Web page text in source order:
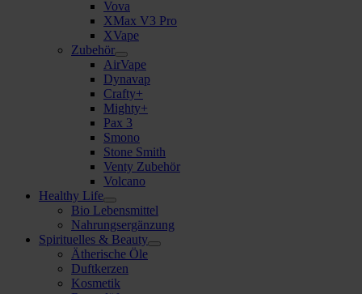
Vova
XMax V3 Pro
XVape
Zubehör
AirVape
Dynavap
Crafty+
Mighty+
Pax 3
Smono
Stone Smith
Venty Zubehör
Volcano
Healthy Life
Bio Lebensmittel
Nahrungsergänzung
Spirituelles & Beauty
Ätherische Öle
Duftkerzen
Kosmetik